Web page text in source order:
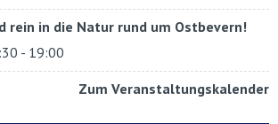
rein in die Natur rund um Ostbevern!
- 19:00
Zum Veranstaltungskalender